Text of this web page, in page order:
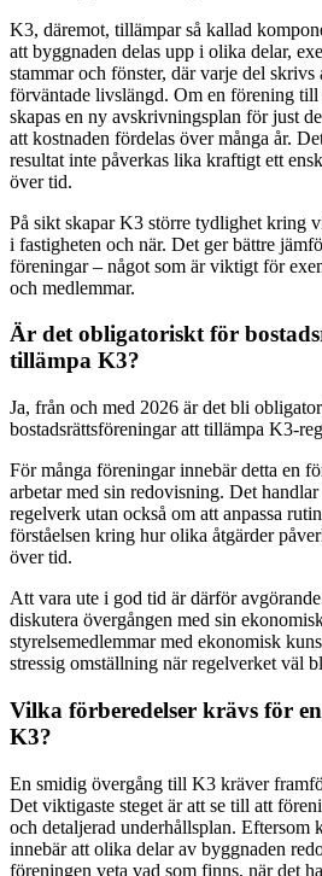
K3, däremot, tillämpar så kallad
att byggnaden delas upp i olika delar,
stammar och fönster, där varje del skrivs
förväntade livslängd. Om en förening till
skapas en ny avskrivningsplan för just
att kostnaden fördelas över många år.
resultat inte påverkas lika kraftigt ett
över tid.
På sikt skapar K3 större tydlighet kring
i fastigheten och när. Det ger bättre
föreningar – något som är viktigt för
och medlemmar.
Är det obligatoriskt för
tillämpa K3?
Ja, från och med 2026 är det bli
bostadsrättsföreningar att tillämpa K3-
För många föreningar innebär detta en
arbetar med sin redovisning. Det
regelverk utan också om att anpassa
förståelsen kring hur olika åtgärder
över tid.
Att vara ute i god tid är därför
diskutera övergången med sin
styrelsemedlemmar med ekonomisk
stressig omställning när regelverket väl
Vilka förberedelser krävs för
K3?
En smidig övergång till K3 kräver
Det viktigaste steget är att se till att
och detaljerad underhållsplan. Eftersom
innebär att olika delar av byggnaden
föreningen veta vad som finns, när det